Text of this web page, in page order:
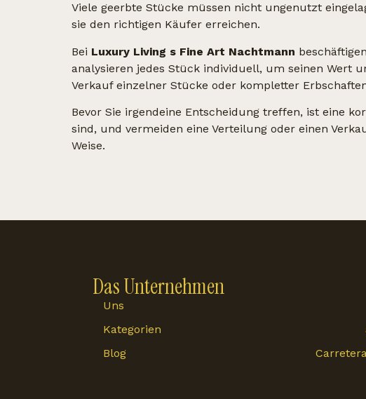
Viele geerbte Stücke müssen nicht ungenutzt
sie den richtigen Käufer erreichen.
Bei Luxury Living s Fine Art Nachtmann
analysieren jedes Stück individuell, um seinen Wert
Verkauf einzelner Stücke oder kompletter
Bevor Sie irgendeine Entscheidung treffen, ist eine
sind, und vermeiden eine Verteilung oder einen
Weise.
Das Unternehmen
Uns
Kategorien
Blog